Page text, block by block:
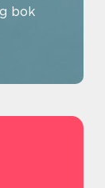
bok